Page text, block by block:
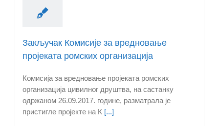
Закључак Комисије за вредновање
пројеката ромских организација
Комисија за вредновање пројеката ромских
организација цивилног друштва, на састанку
одржаном 26.09.2017. године, разматрала је
пристигле пројекте на К [...]